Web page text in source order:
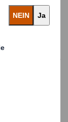
z. B. die
einer
von
Eingehende
und
und